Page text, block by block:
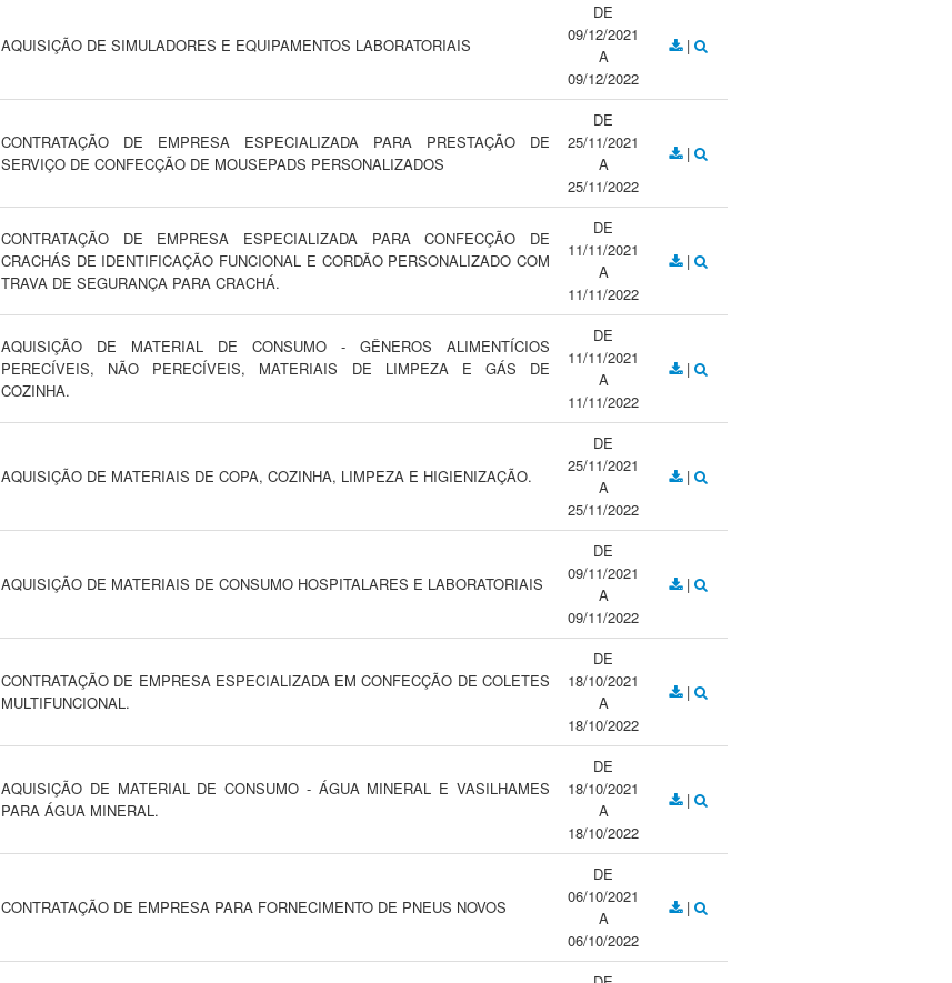
AQUISIÇÃO DE SIMULADORES E EQUIPAMENTOS LABORATORIAIS
DE
09/12/2021
A
09/12/2022
|
CONTRATAÇÃO DE EMPRESA ESPECIALIZADA PARA PRESTAÇÃO DE
SERVIÇO DE CONFECÇÃO DE MOUSEPADS PERSONALIZADOS
DE
25/11/2021
A
25/11/2022
|
CONTRATAÇÃO DE EMPRESA ESPECIALIZADA PARA CONFECÇÃO DE
CRACHÁS DE IDENTIFICAÇÃO FUNCIONAL E CORDÃO PERSONALIZADO COM
TRAVA DE SEGURANÇA PARA CRACHÁ.
DE
11/11/2021
A
11/11/2022
|
AQUISIÇÃO DE MATERIAL DE CONSUMO - GÊNEROS ALIMENTÍCIOS
PERECÍVEIS, NÃO PERECÍVEIS, MATERIAIS DE LIMPEZA E GÁS DE
COZINHA.
DE
11/11/2021
A
11/11/2022
|
AQUISIÇÃO DE MATERIAIS DE COPA, COZINHA, LIMPEZA E HIGIENIZAÇÃO.
DE
25/11/2021
A
25/11/2022
|
AQUISIÇÃO DE MATERIAIS DE CONSUMO HOSPITALARES E LABORATORIAIS
DE
09/11/2021
A
09/11/2022
|
CONTRATAÇÃO DE EMPRESA ESPECIALIZADA EM CONFECÇÃO DE COLETES
MULTIFUNCIONAL.
DE
18/10/2021
A
18/10/2022
|
AQUISIÇÃO DE MATERIAL DE CONSUMO - ÁGUA MINERAL E VASILHAMES
PARA ÁGUA MINERAL.
DE
18/10/2021
A
18/10/2022
|
CONTRATAÇÃO DE EMPRESA PARA FORNECIMENTO DE PNEUS NOVOS
DE
06/10/2021
A
06/10/2022
|